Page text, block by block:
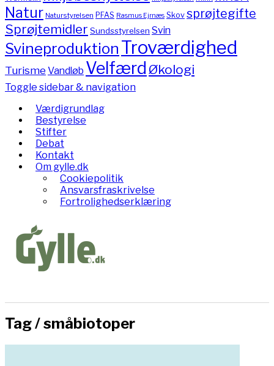
Natur Naturstyrelsen PFAS Rasmus Ejrnæs Skov sprøjtegifte
Sprøjtemidler Sundsstyrelsen Svin
Svineproduktion Troværdighed
TurismeVandløb Velfærd Økologi
Toggle sidebar & navigation
Værdigrundlag
Bestyrelse
Stifter
Debat
Kontakt
Om gylle.dk
Cookiepolitik
Ansvarsfraskrivelse
Fortrolighedserklæring
Tag /småbiotoper